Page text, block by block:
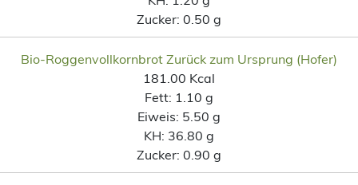
Zucker: 0.50 g
Bio-Roggenvollkornbrot Zurück zum Ursprung (Hofer)
181.00 Kcal
Fett: 1.10 g
Eiweis: 5.50 g
KH: 36.80 g
Zucker: 0.90 g